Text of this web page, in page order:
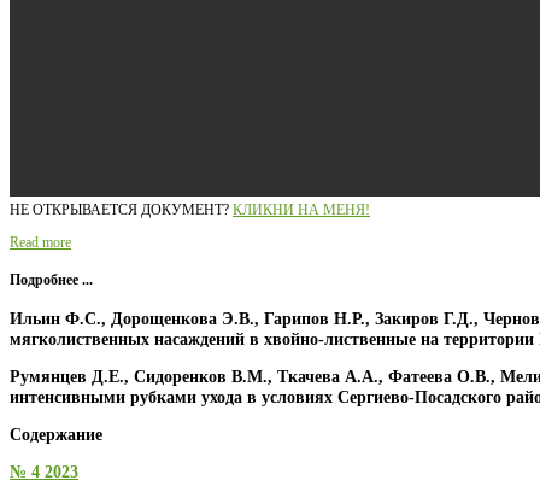
НЕ ОТКРЫВАЕТСЯ ДОКУМЕНТ? КЛИКНИ НА МЕНЯ!
Read more
Подробнее ...
Ильин Ф.С., Дорощенкова Э.В., Гарипов Н.Р., Закиров Г.Д.,
мягколиственных насаждений в хвойно-лиственные на территории
Румянцев Д.Е., Сидоренков В.М., Ткачева А.А., Фатеева О.В.,
интенсивными рубками ухода в условиях Сергиево-Посадского
Содержание
№ 4 2023